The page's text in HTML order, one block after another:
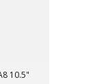
10.5"